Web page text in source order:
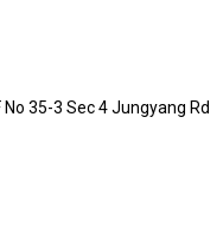
35-3 Sec 4 Jungyang Rd